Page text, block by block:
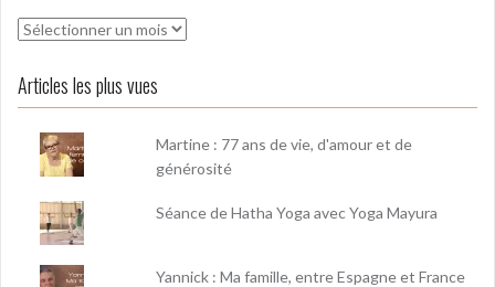
Archives
Articles les plus vues
Martine : 77 ans de vie, d'amour et de
générosité
Séance de Hatha Yoga avec Yoga Mayura
Yannick : Ma famille, entre Espagne et France